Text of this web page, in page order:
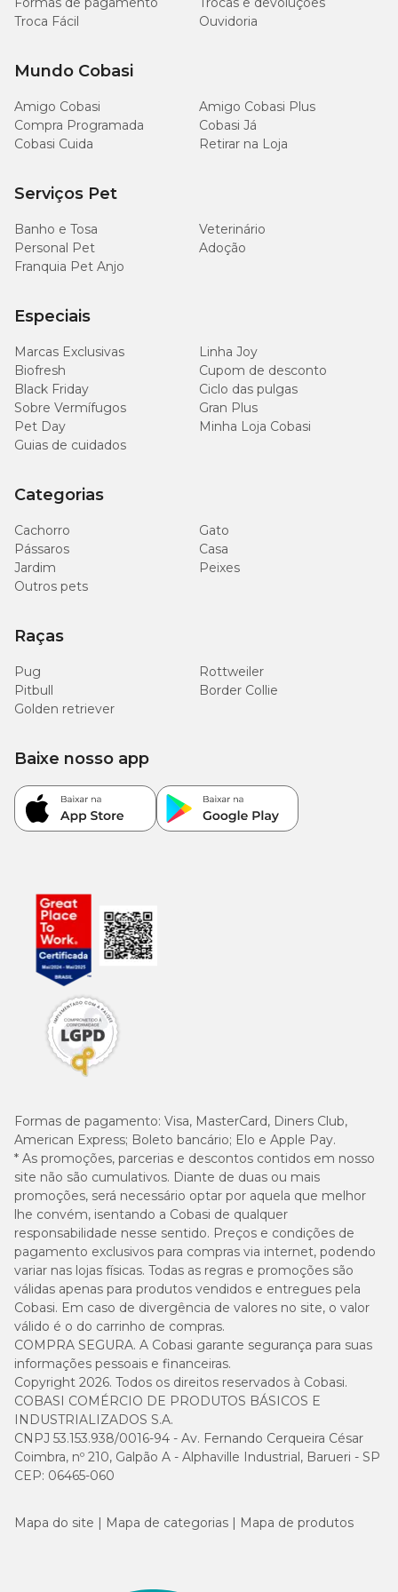
vitaminaspara gatos em condições imperdíveis. Aproveite
também a
Compra Programadae agende a entrega de seus
Troca Fácil
Ouvidoria
Mundo Cobasi
Amigo Cobasi
Amigo Cobasi Plus
Compra Programada
Cobasi Já
Cobasi Cuida
Retirar na Loja
Serviços Pet
Banho e Tosa
Veterinário
Personal Pet
Adoção
Franquia Pet Anjo
Especiais
Marcas Exclusivas
Linha Joy
Biofresh
Cupom de desconto
Black Friday
Ciclo das pulgas
Sobre Vermífugos
Gran Plus
Pet Day
Minha Loja Cobasi
Guias de cuidados
Categorias
Cachorro
Gato
Pássaros
Casa
Jardim
Peixes
Outros pets
Raças
Pug
Rottweiler
Pitbull
Border Collie
Golden retriever
Formas de pagamento: Visa, MasterCard, Diners Club,
American Express; Boleto bancário; Elo e Apple Pay.
* As promoções, parcerias e descontos contidos em nosso
site não são cumulativos. Diante de duas ou mais
promoções, será necessário optar por aquela que melhor
lhe convém, isentando a Cobasi de qualquer
responsabilidade nesse sentido. Preços e condições de
pagamento exclusivos para compras via internet, podendo
variar nas lojas físicas. Todas as regras e promoções são
válidas apenas para produtos vendidos e entregues pela
Cobasi. Em caso de divergência de valores no site, o valor
válido é o do carrinho de compras.
COMPRA SEGURA. A Cobasi garante segurança para suas
informações pessoais e financeiras.
Copyright 2026. Todos os direitos reservados à Cobasi.
COBASI COMÉRCIO DE PRODUTOS BÁSICOS E
INDUSTRIALIZADOS S.A.
CNPJ 53.153.938/0016-94 - Av. Fernando Cerqueira César
Coimbra, nº 210, Galpão A - Alphaville Industrial, Barueri - SP
CEP: 06465-060
Baixe nosso app
Mapa do site Mapa de categorias Mapa de produtos